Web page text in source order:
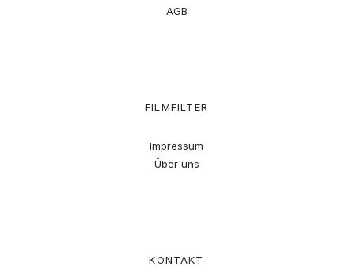
AGB
FILMFILTER
Impressum
Über uns
KONTAKT